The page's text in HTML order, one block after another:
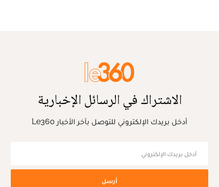
الاشتراك في الرسائل الإخبارية
أدخل بريدك الإلكتروني للتوصل بآخر الأخبار Le360
أرسل